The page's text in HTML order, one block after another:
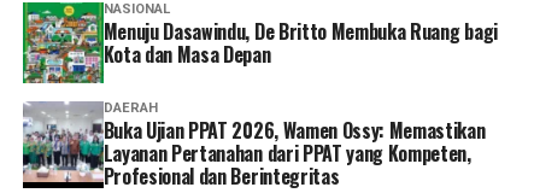
NASIONAL
Menuju Dasawindu, De Britto Membuka Ruang bagi
Kota dan Masa Depan
DAERAH
Buka Ujian PPAT 2026, Wamen Ossy: Memastikan
Layanan Pertanahan dari PPAT yang Kompeten,
Profesional dan Berintegritas